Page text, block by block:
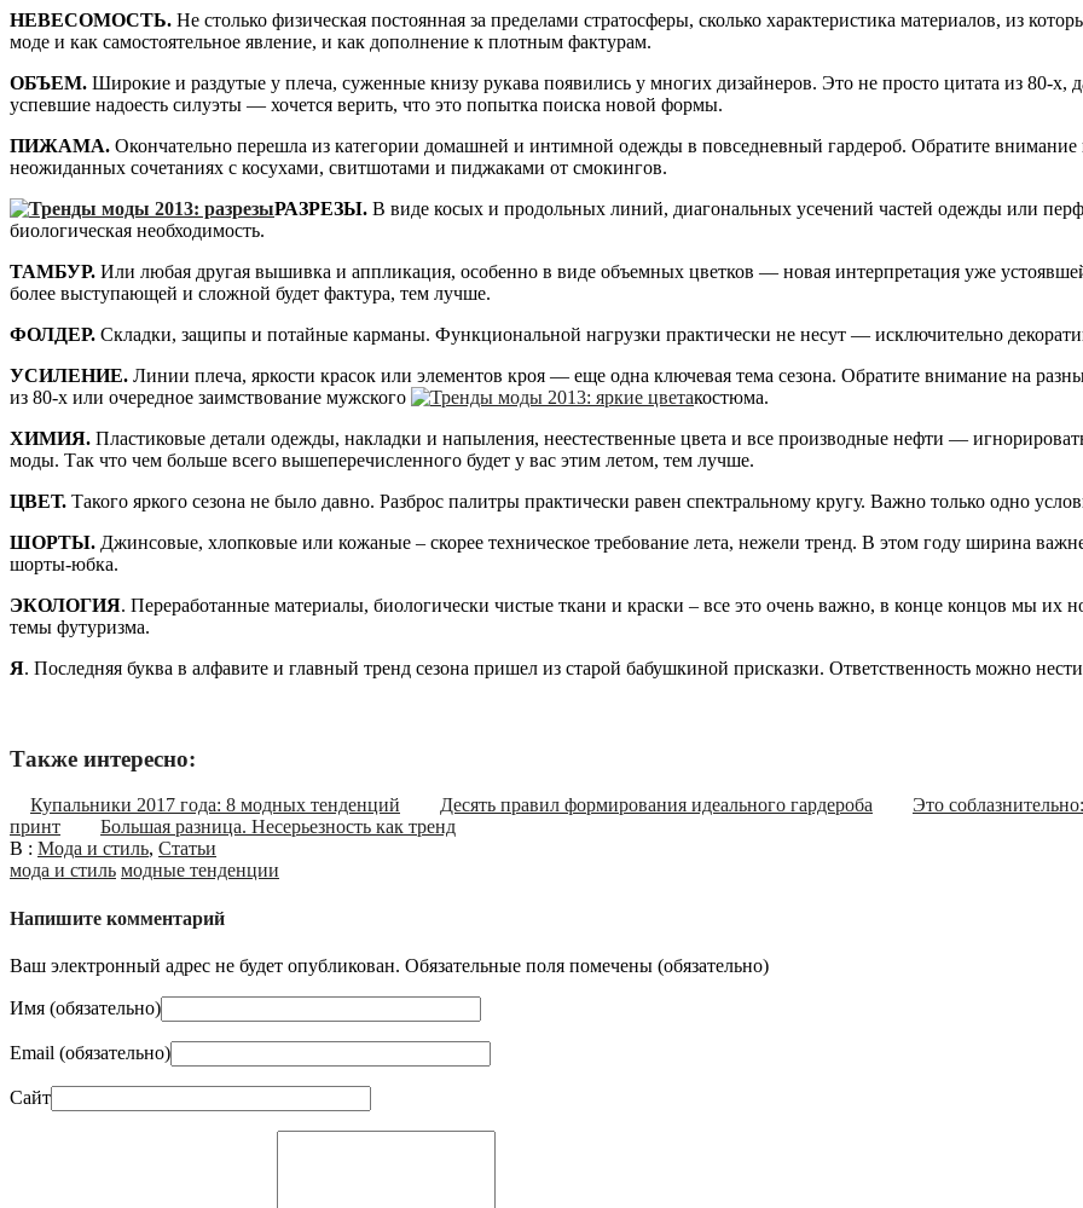
НЕВЕСОМОСТЬ. Не столько физическая постоянная за пределами стратосферы, сколько характеристика материалов, из
моде и как самостоятельное явление, и как дополнение к плотным фактурам.
ОБЪЕМ. Широкие и раздутые у плеча, суженные книзу рукава появились у многих дизайнеров. Это не просто цитата из 80-
успевшие надоесть силуэты — хочется верить, что это попытка поиска новой формы.
ПИЖАМА. Окончательно перешла из категории домашней и интимной одежды в повседневный гардероб. Обратите
неожиданных сочетаниях с косухами, свитшотами и пиджаками от смокингов.
РАЗРЕЗЫ. В виде косых и продольных линий, диагональных усечений частей одежды или
биологическая необходимость.
ТАМБУР. Или любая другая вышивка и аппликация, особенно в виде объемных цветков — новая интерпретация уже
более выступающей и сложной будет фактура, тем лучше.
ФОЛДЕР. Складки, защипы и потайные карманы. Функциональной нагрузки практически не несут — исключительно
УСИЛЕНИЕ. Линии плеча, яркости красок или элементов кроя — еще одна ключевая тема сезона. Обратите внимание на
из 80-х или очередное заимствование мужского
костюма.
ХИМИЯ. Пластиковые детали одежды, накладки и напыления, неестественные цвета и все производные нефти —
моды. Так что чем больше всего вышеперечисленного будет у вас этим летом, тем лучше.
ЦВЕТ. Такого яркого сезона не было давно. Разброс палитры практически равен спектральному кругу. Важно только одно
ШОРТЫ. Джинсовые, хлопковые или кожаные – скорее техническое требование лета, нежели тренд. В этом году ширина
шорты-юбка.
ЭКОЛОГИЯ. Переработанные материалы, биологически чистые ткани и краски – все это очень важно, в конце концов мы их
темы футуризма.
Я. Последняя буква в алфавите и главный тренд сезона пришел из старой бабушкиной присказки. Ответственность можно
Также интересно:
Купальники 2017 года: 8 модных тенденций Десять правил формирования идеального гардероба Это
принт
Большая разница. Несерьезность как тренд
В : Мода и стиль, Статьи
мода и стиль модные тенденции
Напишите комментарий
Ваш электронный адрес не будет опубликован. Обязательные поля помечены (обязательно)
Имя (обязательно)
Email (обязательно)
Сайт